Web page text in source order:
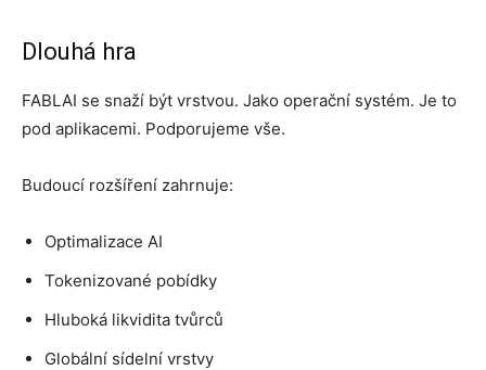
Dlouhá hra
FABLAI se snaží být vrstvou. Jako operační systém. Je to
pod aplikacemi. Podporujeme vše.
Budoucí rozšíření zahrnuje:
Optimalizace AI
Tokenizované pobídky
Hluboká likvidita tvůrců
Globální sídelní vrstvy